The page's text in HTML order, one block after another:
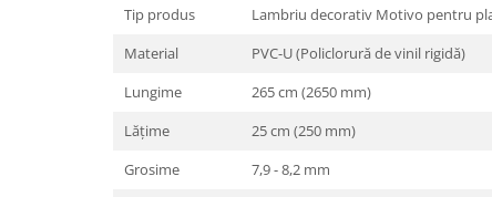
Tip produs
Lambriu decorativ Motivo pentru
Material
PVC-U (Policlorură de vinil rigidă)
Lungime
265 cm (2650 mm)
Lățime
25 cm (250 mm)
Grosime
7,9 - 8,2 mm